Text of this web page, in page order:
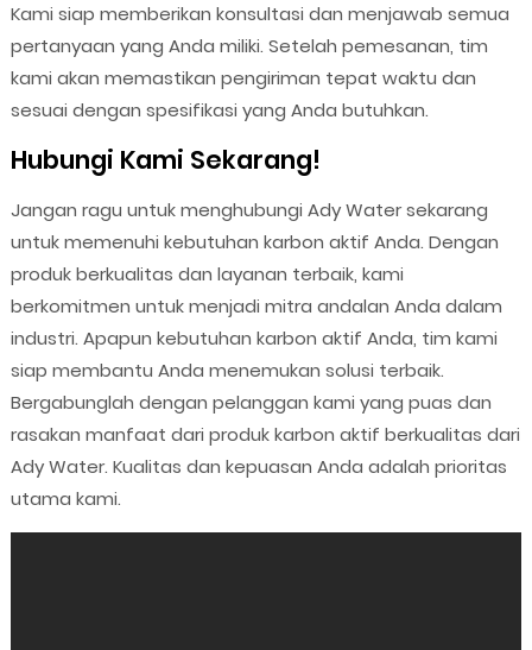
Kami siap memberikan konsultasi dan menjawab semua
pertanyaan yang Anda miliki. Setelah pemesanan, tim
kami akan memastikan pengiriman tepat waktu dan
sesuai dengan spesifikasi yang Anda butuhkan.
Hubungi Kami Sekarang!
Jangan ragu untuk menghubungi Ady Water sekarang
untuk memenuhi kebutuhan karbon aktif Anda. Dengan
produk berkualitas dan layanan terbaik, kami
berkomitmen untuk menjadi mitra andalan Anda dalam
industri. Apapun kebutuhan karbon aktif Anda, tim kami
siap membantu Anda menemukan solusi terbaik.
Bergabunglah dengan pelanggan kami yang puas dan
rasakan manfaat dari produk karbon aktif berkualitas dari
Ady Water. Kualitas dan kepuasan Anda adalah prioritas
utama kami.